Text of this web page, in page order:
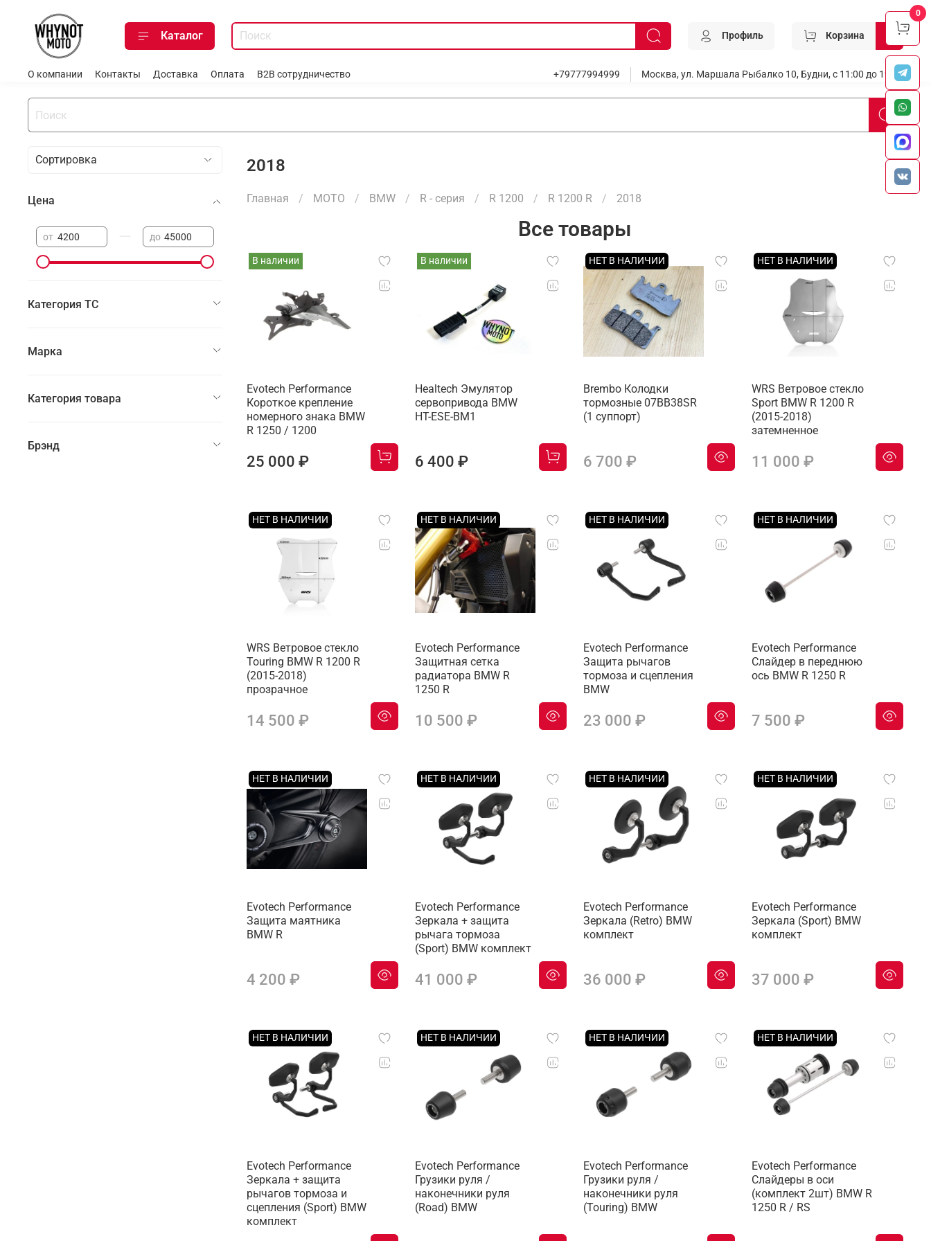
Каталог Профиль Корзина
О компании Контакты Доставка Оплата B2B сотрудничество +79777994999 Москва, ул. Маршала Рыбалко 10, Будни, с 11:00 до 19:00
2018
Главная МОТО BMW R - серия R 1200 R 1200 R 2018
Все товары
В наличии
Evotech Performance
Короткое крепление
номерного знака BMW
R 1250 / 1200
25 000 ₽
В наличии
Healtech Эмулятор
сервопривода BMW
HT-ESE-BM1
6 400 ₽
НЕТ В НАЛИЧИИ
Brembo Колодки
тормозные 07BB38SR
(1 суппорт)
6 700 ₽
НЕТ В НАЛИЧИИ
WRS Ветровое стекло
Sport BMW R 1200 R
(2015-2018)
затемненное
11 000 ₽
НЕТ В НАЛИЧИИ
WRS Ветровое стекло
Touring BMW R 1200 R
(2015-2018)
прозрачное
14 500 ₽
НЕТ В НАЛИЧИИ
Evotech Performance
Защитная сетка
радиатора BMW R
1250 R
10 500 ₽
НЕТ В НАЛИЧИИ
Evotech Performance
Защита рычагов
тормоза и сцепления
BMW
23 000 ₽
НЕТ В НАЛИЧИИ
Evotech Performance
Слайдер в переднюю
ось BMW R 1250 R
7 500 ₽
НЕТ В НАЛИЧИИ
Evotech Performance
Защита маятника
BMW R
4 200 ₽
НЕТ В НАЛИЧИИ
Evotech Performance
Зеркала + защита
рычага тормоза
(Sport) BMW комплект
41 000 ₽
НЕТ В НАЛИЧИИ
Evotech Performance
Зеркала (Retro) BMW
комплект
36 000 ₽
НЕТ В НАЛИЧИИ
Evotech Performance
Зеркала (Sport) BMW
комплект
37 000 ₽
НЕТ В НАЛИЧИИ
Evotech Performance
Зеркала + защита
рычагов тормоза и
сцепления (Sport) BMW
комплект
НЕТ В НАЛИЧИИ
Evotech Performance
Грузики руля /
наконечники руля
(Road) BMW
НЕТ В НАЛИЧИИ
Evotech Performance
Грузики руля /
наконечники руля
(Touring) BMW
НЕТ В НАЛИЧИИ
Evotech Performance
Слайдеры в оси
(комплект 2шт) BMW R
1250 R / RS
Цена
от до
Категория ТС
Марка
Категория товара
Брэнд
0